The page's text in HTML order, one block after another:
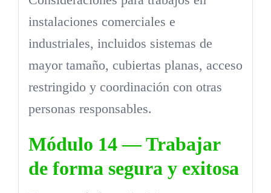
instalaciones comerciales e
industriales, incluidos sistemas de
mayor tamaño, cubiertas planas, acceso
restringido y coordinación con otras
personas responsables.
Módulo 14 — Trabajar
de forma segura y exitosa